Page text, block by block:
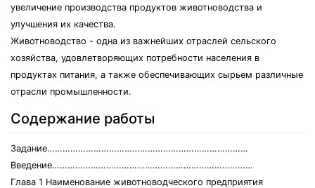
увеличение производства продуктов животноводства и
улучшения их качества.
Животноводство - одна из важнейших отраслей сельского
хозяйства, удовлетворяющих потребности населения в
продуктах питания, а также обеспечивающих сырьем различные
отрасли промышленности.
Содержание работы
Задание……………………………………………………………………
Введение……………………………………………………………………
Глава 1 Наименование животноводческого предприятия